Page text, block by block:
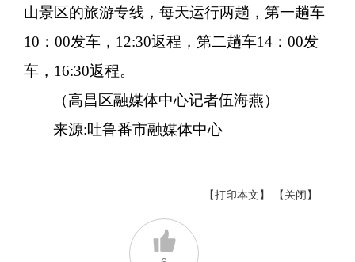
山景区的旅游专线，每天运行两趟，第一趟车
10：00发车，12:30返程，第二趟车14：00发
车，16:30返程。
（高昌区融媒体中心记者伍海燕）
来源:吐鲁番市融媒体中心
【打印本文】 【关闭】